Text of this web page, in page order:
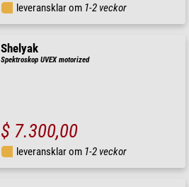
leveransklar om 1-2 veckor
Shelyak
Spektroskop UVEX motorized
$ 7.300,00
leveransklar om 1-2 veckor